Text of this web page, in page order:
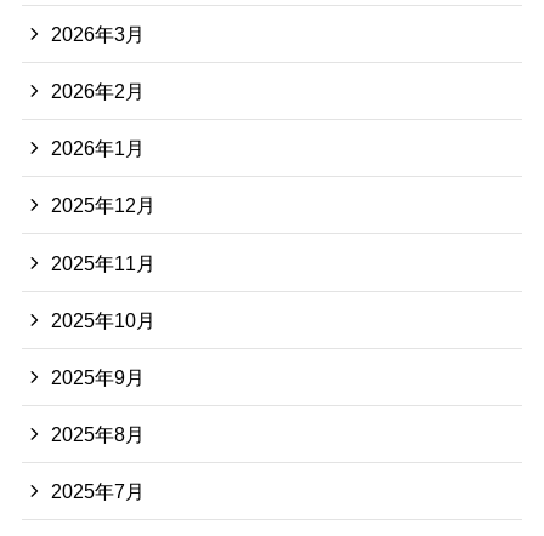
2026年3月
2026年2月
2026年1月
2025年12月
2025年11月
2025年10月
2025年9月
2025年8月
2025年7月